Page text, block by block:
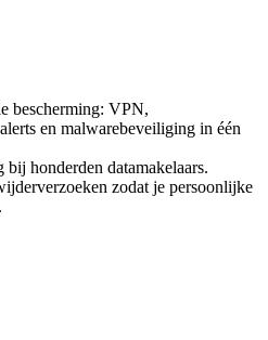
bescherming: VPN,
en malwarebeveiliging in één
honderden datamakelaars.
zodat je persoonlijke